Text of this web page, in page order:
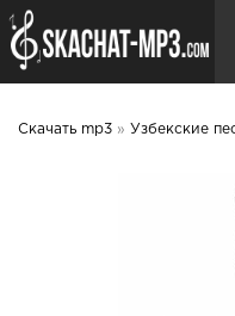
Скачать mp3 » Узбекские